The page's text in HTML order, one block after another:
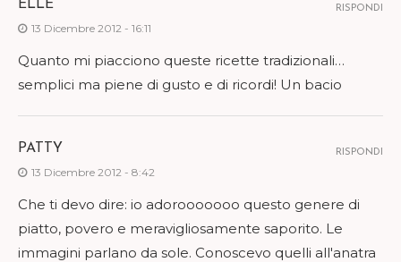
ELLE
13 Dicembre 2012 - 16:11
Quanto mi piacciono queste ricette tradizionali…
semplici ma piene di gusto e di ricordi! Un bacio
RISPONDI
PATTY
13 Dicembre 2012 - 8:42
Che ti devo dire: io adorooooooo questo genere di
piatto, povero e meravigliosamente saporito. Le
immagini parlano da sole. Conoscevo quelli all'anatra
RISPONDI